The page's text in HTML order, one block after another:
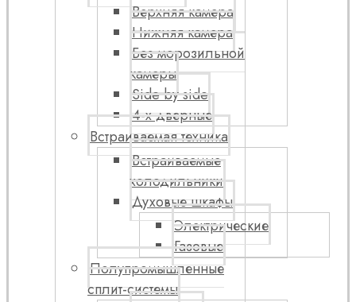
Верхняя камера
Нижняя камера
Без морозильной
камеры
Side by side
4-х дверные
Встраиваемая техника
Встраиваемые
холодильники
Духовые шкафы
Электрические
Газовые
Полупромышленные
сплит-системы